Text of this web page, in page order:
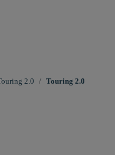
2.0 Touring 2.0